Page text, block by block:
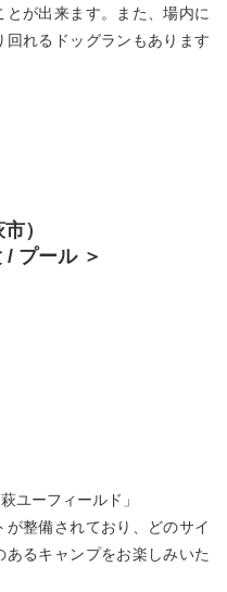
が出来ます。また、場内に
れるドッグランもあります
）
/ プール ＞
ユーフィールド」
整備されており、どのサイ
あるキャンプをお楽しみいた